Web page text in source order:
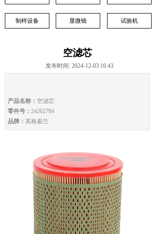
试验机
制样设备 显微镜
空滤芯
发布时间: 2024-12-03 16:43
产品名称： 空滤芯
零件号： 24262784
品牌： 英格索兰